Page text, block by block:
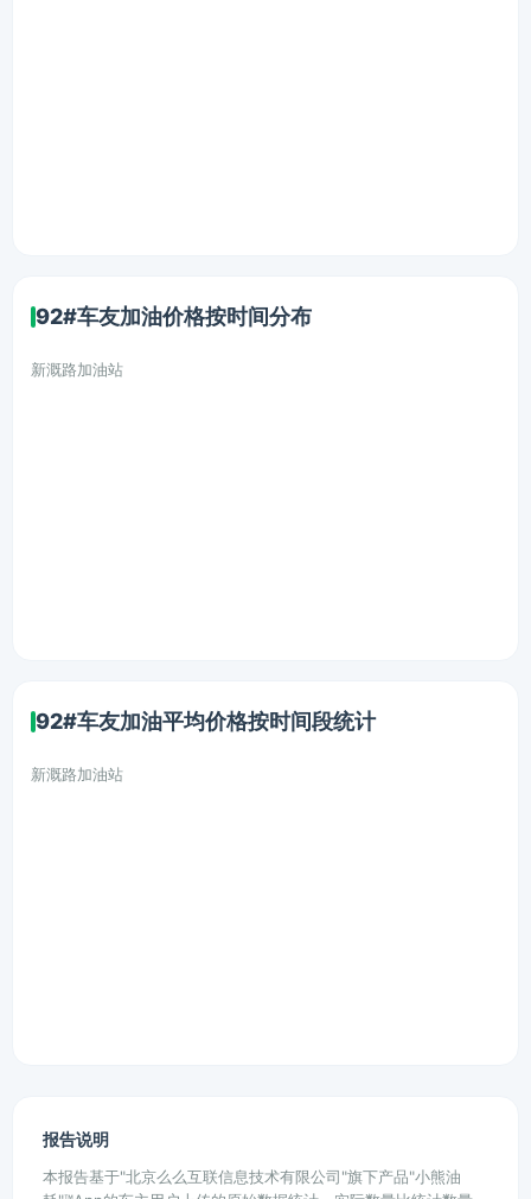
92#车友加油价格按时间分布
新溉路加油站
92#车友加油平均价格按时间段统计
新溉路加油站
报告说明
本报告基于"北京么么互联信息技术有限公司"旗下产品"小熊油